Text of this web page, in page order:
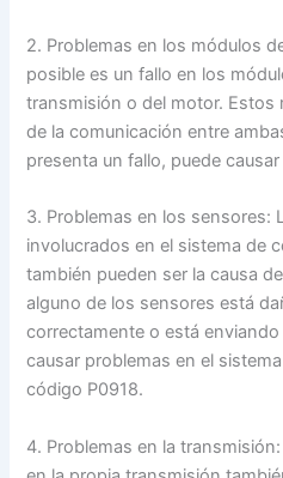
2. Problemas en los módulos
posible es un fallo en los
transmisión o del motor.
de la comunicación entre
presenta un fallo, puede
3. Problemas en los sensores:
involucrados en el sistema de
también pueden ser la causa
alguno de los sensores está
correctamente o está
causar problemas en el
código P0918.
4. Problemas en la